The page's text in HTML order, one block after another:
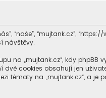
“naše”, “mujtank.cz”,
návštěvy.
na „mujtank.cz“, kdy phpBB
dvě cookies obsahují jen
tématy na „mujtank.cz“, a